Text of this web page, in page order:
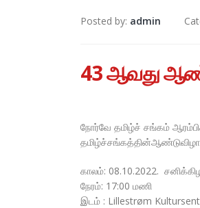
Posted by: admin
43 ஆவது
நோர்வே தமிழ்ச் சங்கம்
தமிழ்ச்சங்கத்தின்ஆண்டுவிழா
காலம்: 08.10.2022.
நேரம்: 17:00 மணி
இடம் : Lillestrøm